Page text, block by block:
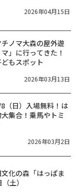
2026年04月15日
チノマ大森の屋外遊
」に行ってきた！
もスポット
2026年03月13日
8（日）入場無料！は
集合！乗馬やトミ
2026年03月2日
文化の森「はっぱま
土）